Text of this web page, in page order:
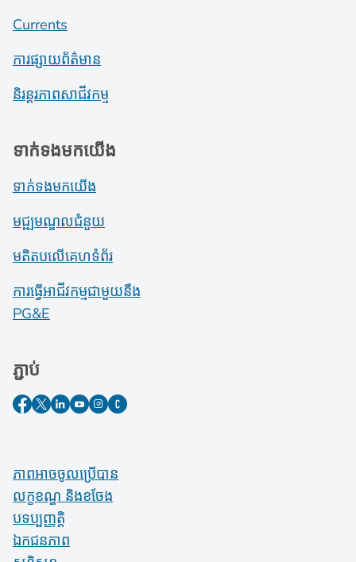
Currents
ការផ្សាយព័ត៌មាន
និរន្តរភាពសាជីវកម្ម
ទាក់ទងមកយើង
ទាក់ទងមកយើង
មជ្ឍមណ្ឌលជំនួយ
មតិតបលើគេហទំព័រ
ការធ្វើអាជីវកម្មជាមួយនឹង
PG&E
ភ្ជាប់
ភាពអាចចូលប្រើបាន
លក្ខខណ្ឌ និងខចែង
បទប្បញ្ញត្តិ
ឯកជនភាព